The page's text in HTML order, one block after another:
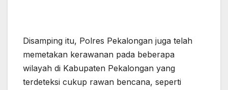
Disamping itu, Polres Pekalongan juga telah
memetakan kerawanan pada beberapa
wilayah di Kabupaten Pekalongan yang
terdeteksi cukup rawan bencana, seperti